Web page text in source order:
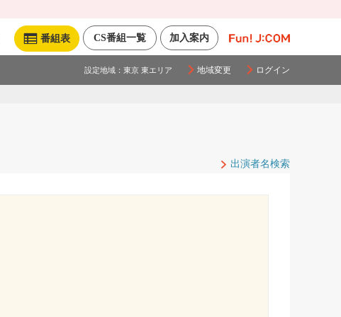
加入案内
CS番組一覧
番組表
設定地域： 東京 東エリア 地域変更 ログイン
出演者名検索